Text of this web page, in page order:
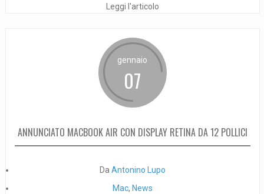
Leggi l'articolo
gennaio
07
ANNUNCIATO MACBOOK AIR CON DISPLAY RETINA DA 12 POLLICI
Da Antonino Lupo
Mac, News